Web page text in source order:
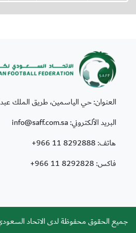
العنوان: حي الياسمين، طريق الملك
البريد الألكتروني: info@saff.com.sa
هاتف:+966 11 8292888
فاكس:+966 11 8292828
جميع الحقوق محفوظة لدى الاتحاد السعودي